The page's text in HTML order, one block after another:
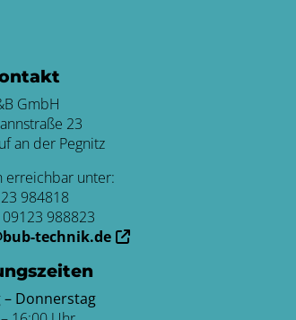
GmbH
23
an der Pegnitz
erreichbar unter:
984818
988823
technik.de
– Donnerstag